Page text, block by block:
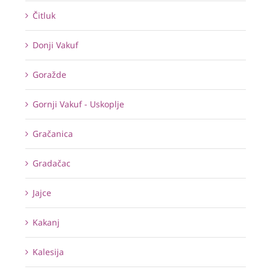
Čitluk
Donji Vakuf
Goražde
Gornji Vakuf - Uskoplje
Gračanica
Gradačac
Jajce
Kakanj
Kalesija